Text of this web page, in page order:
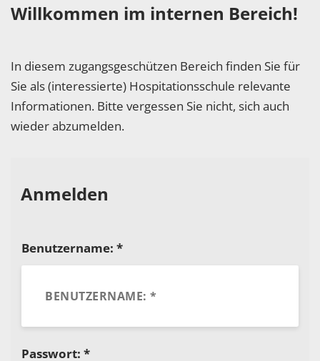
Willkommen im internen Bereich!
In diesem zugangsgeschützen Bereich finden Sie für
Sie als (interessierte) Hospitationsschule relevante
Informationen. Bitte vergessen Sie nicht, sich auch
wieder abzumelden.
Anmelden
Benutzername: *
Passwort: *